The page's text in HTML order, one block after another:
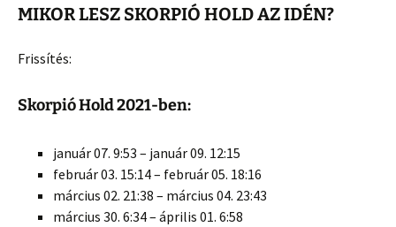
MIKOR LESZ SKORPIÓ HOLD AZ IDÉN?
Frissítés:
Skorpió Hold 2021-ben:
január 07. 9:53 – január 09. 12:15
február 03. 15:14 – február 05. 18:16
március 02. 21:38 – március 04. 23:43
március 30. 6:34 – április 01. 6:58